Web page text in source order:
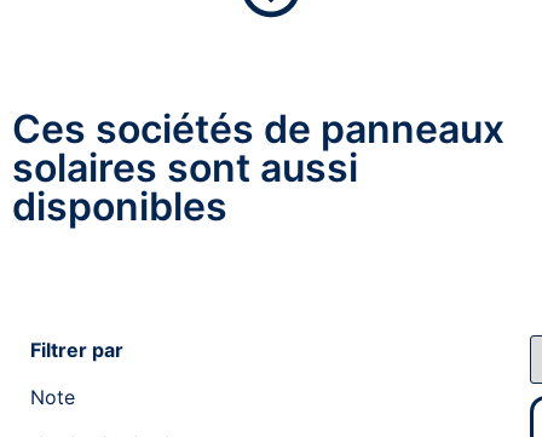
Ces sociétés de panneaux
solaires sont aussi
disponibles
Filtrer par
Note